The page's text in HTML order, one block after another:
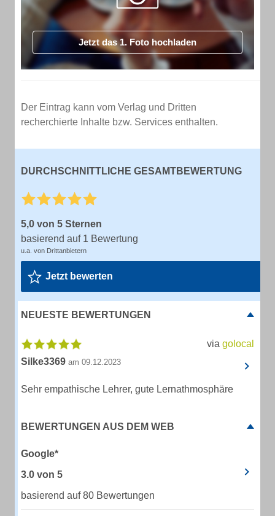
Jetzt das 1. Foto hochladen
Der Eintrag kann vom Verlag und Dritten
recherchierte Inhalte bzw. Services enthalten.
DURCHSCHNITTLICHE GESAMTBEWERTUNG
5,0 von 5 Sternen
basierend auf 1 Bewertung
u.a. von Drittanbietern
Jetzt bewerten
NEUESTE BEWERTUNGEN
via golocal
Silke3369 am 09.12.2023
Sehr empathische Lehrer, gute Lernathmosphäre
BEWERTUNGEN AUS DEM WEB
Google*
3.0 von 5
basierend auf 80 Bewertungen